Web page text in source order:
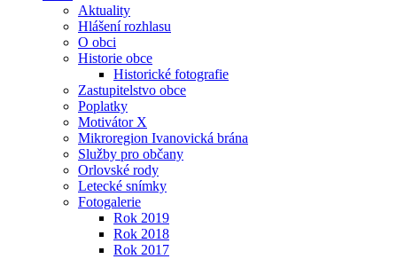
Aktuality
Hlášení rozhlasu
O obci
Historie obce
Historické fotografie
Zastupitelstvo obce
Poplatky
Motivátor X
Mikroregion Ivanovická brána
Služby pro občany
Orlovské rody
Letecké snímky
Fotogalerie
Rok 2019
Rok 2018
Rok 2017